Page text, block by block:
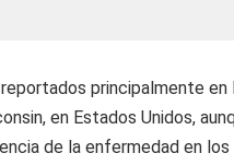
principalmente en
en Estados Unidos,
de la enfermedad en los